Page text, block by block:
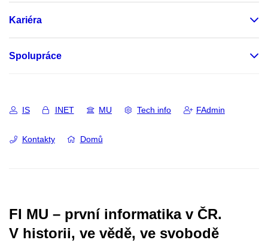
Kariéra
Spolupráce
IS INET MU Tech info FAdmin
Kontakty Domů
FI MU – první informatika v ČR.
V historii, ve vědě, ve svobodě